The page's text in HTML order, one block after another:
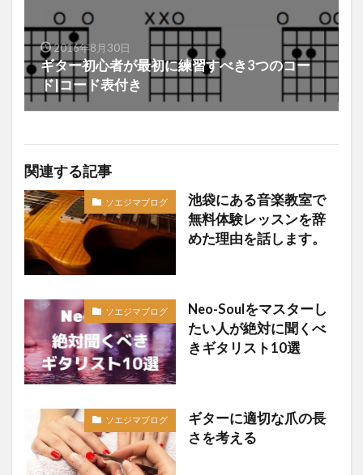
2016年8月30日
ギター初心者が最初に練習すべき3つのコー
ド|コード表付き
関連する記事
ソエジマブログ
池袋にある音楽教室で
無料体験レッスンを辞
めた理由を話します。
ソエジマブログ
Neo-Soulをマスターし
たい人が絶対に聞くべ
きギタリスト10選
ソエジマブログ
ギターに適切な爪の長
さを考える